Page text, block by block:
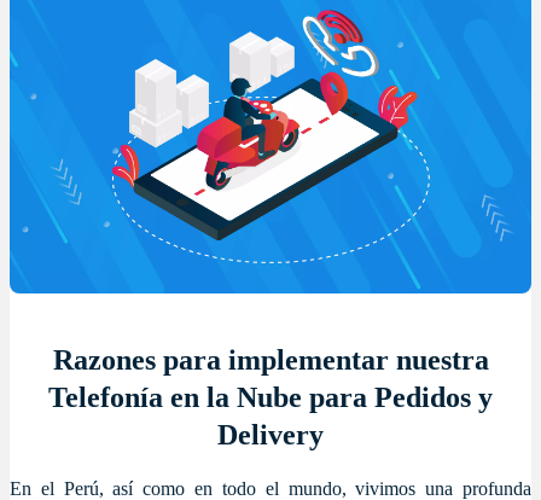
Razones para implementar nuestra
Telefonía en la Nube para Pedidos y
Delivery
En el Perú, así como en todo el mundo, vivimos una profunda